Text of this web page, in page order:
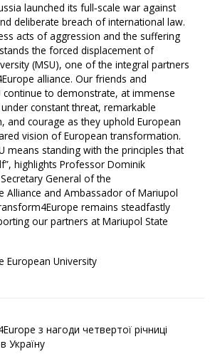
launched its full‑scale war against
deliberate breach of international law.
acts of aggression and the suffering
the forced displacement of
(MSU), one of the integral partners
alliance. Our friends and
continue to demonstrate, at immense
constant threat, remarkable
and courage as they uphold European
vision of European transformation.
means standing with the principles that
highlights Professor Dominik
General of the
Alliance and Ambassador of Mariupol
remains steadfastly
our partners at Mariupol State
European University
з нагоди четвертої річниці
Україну